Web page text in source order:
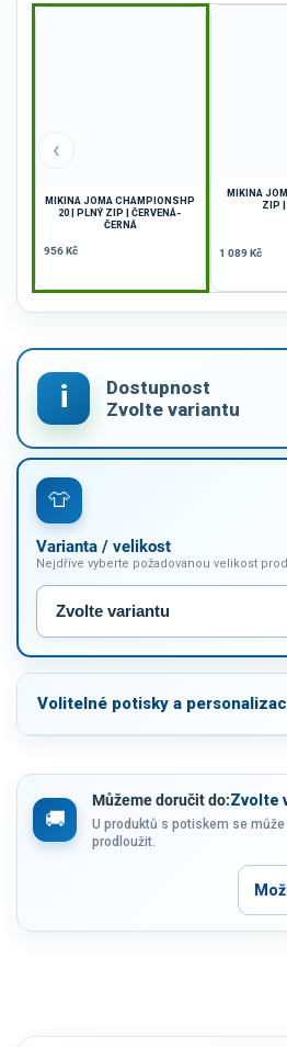
‹
MIKINA JOMA CHAMPIONSHP
20 | PLNÝ ZIP | ČERVENÁ-
ČERNÁ
956 Kč
MIKINA
ZIP |
1 089 Kč
Varianta / velikost
Nejdříve vyberte požadovanou velikost
Volitelné potisky a
Můžeme doručit do:Zvolte
U produktů s potiskem se
prodloužit.